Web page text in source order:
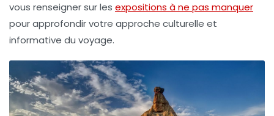
vous renseigner sur les expositions à ne pas manquer
pour approfondir votre approche culturelle et
informative du voyage.